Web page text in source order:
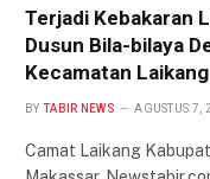
Terjadi Kebakaran
Dusun Bila-bilaya
Kecamatan Laikang
BY TABIR NEWS AGUSTUS 7,
Camat Laikang